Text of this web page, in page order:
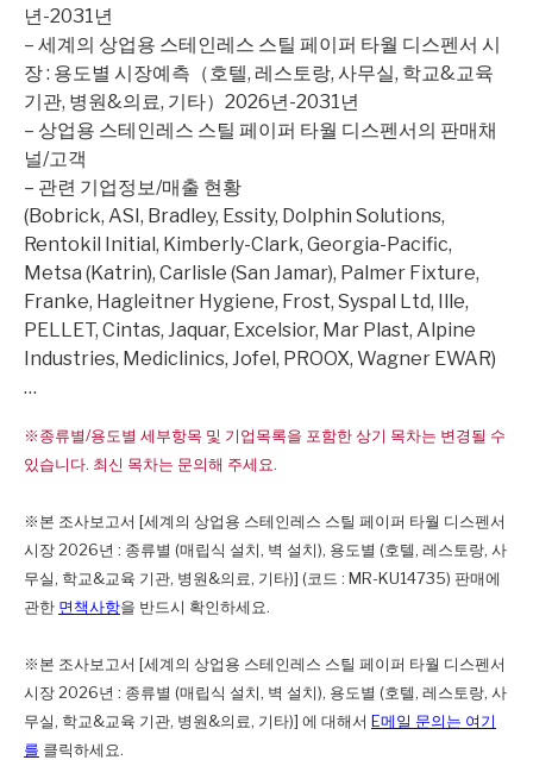
년-2031년
– 세계의 상업용 스테인레스 스틸 페이퍼 타월 디스펜서 시
장 : 용도별 시장예측（호텔, 레스토랑, 사무실, 학교&교육
기관, 병원&의료, 기타）2026년-2031년
– 상업용 스테인레스 스틸 페이퍼 타월 디스펜서의 판매채
널/고객
– 관련 기업정보/매출 현황
(Bobrick, ASI, Bradley, Essity, Dolphin Solutions,
Rentokil Initial, Kimberly-Clark, Georgia-Pacific,
Metsa (Katrin), Carlisle (San Jamar), Palmer Fixture,
Franke, Hagleitner Hygiene, Frost, Syspal Ltd, Ille,
PELLET, Cintas, Jaquar, Excelsior, Mar Plast, Alpine
Industries, Mediclinics, Jofel, PROOX, Wagner EWAR)
…
※종류별/용도별 세부항목 및 기업목록을 포함한 상기 목차는 변경될 수
있습니다. 최신 목차는 문의해 주세요.
※본 조사보고서 [세계의 상업용 스테인레스 스틸 페이퍼 타월 디스펜서
시장 2026년 : 종류별 (매립식 설치, 벽 설치), 용도별 (호텔, 레스토랑, 사
무실, 학교&교육 기관, 병원&의료, 기타)] (코드 : MR-KU14735) 판매에
관한 면책사항을 반드시 확인하세요.
※본 조사보고서 [세계의 상업용 스테인레스 스틸 페이퍼 타월 디스펜서
시장 2026년 : 종류별 (매립식 설치, 벽 설치), 용도별 (호텔, 레스토랑, 사
무실, 학교&교육 기관, 병원&의료, 기타)] 에 대해서 E메일 문의는 여기
를 클릭하세요.